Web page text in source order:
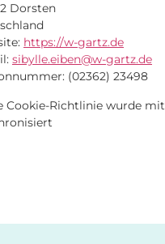
Dorsten
https://w-gartz.de
sibylle.eiben@w-gartz.de
(02362) 23498
Cookie-Richtlinie wurde mit